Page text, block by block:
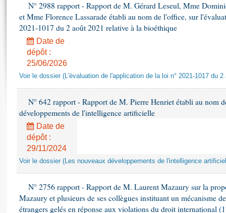
Propositions de loi
Amendements
Textes adoptés
Rapports d'information
Baromètre de l’application des lois
Dossiers législatifs
Budget et sécurité sociale
Questions écrites et orales
Comptes rendus des débats
Histoire
Juniors
Anciennes législatures
Liens vers les sites publics
Photos libres de droit
N° 2988 rapport - Rapport de M. Gérard Leseul, Mme
et Mme Florence Lassarade établi au nom de l'office, sur
2021-1017 du 2 août 2021 relative à la bioéthique
Date de
dépôt :
25/06/2026
Voir le dossier (L'évaluation de l'application de la loi n° 2021-1017 du
N° 642 rapport - Rapport de M. Pierre Henriet établi au nom
développements de l'intelligence artificielle
Date de
dépôt :
29/11/2024
Voir le dossier (Les nouveaux développements de l'intelligence
N° 2756 rapport - Rapport de M. Laurent Mazaury sur la
Mazaury et plusieurs de ses collègues instituant un mécanisme
étrangers gelés en réponse aux violations du droit international